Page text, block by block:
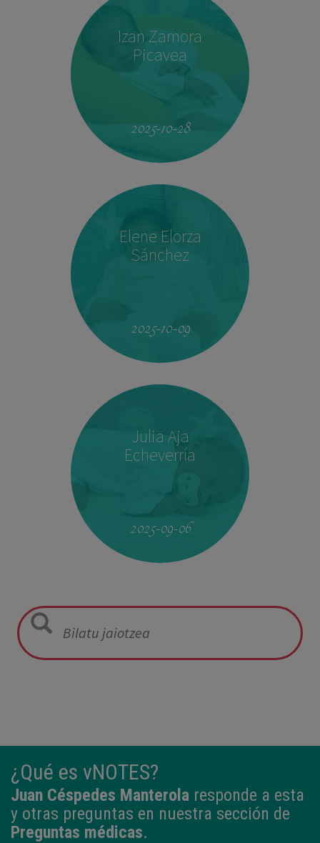
Izan Zamora
Picavea
2025-10-28
Elene Elorza
Sánchez
2025-10-09
Julia Aja
Echeverría
2025-09-06
¿Qué es vNOTES?
Juan Céspedes Manterola responde a esta
y otras preguntas en nuestra sección de
Preguntas médicas.